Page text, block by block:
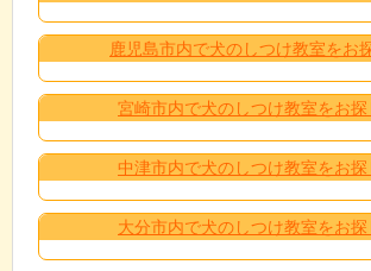
鹿児島市内で犬のしつけ教室をお
宮崎市内で犬のしつけ教室をお探
中津市内で犬のしつけ教室をお探
大分市内で犬のしつけ教室をお探